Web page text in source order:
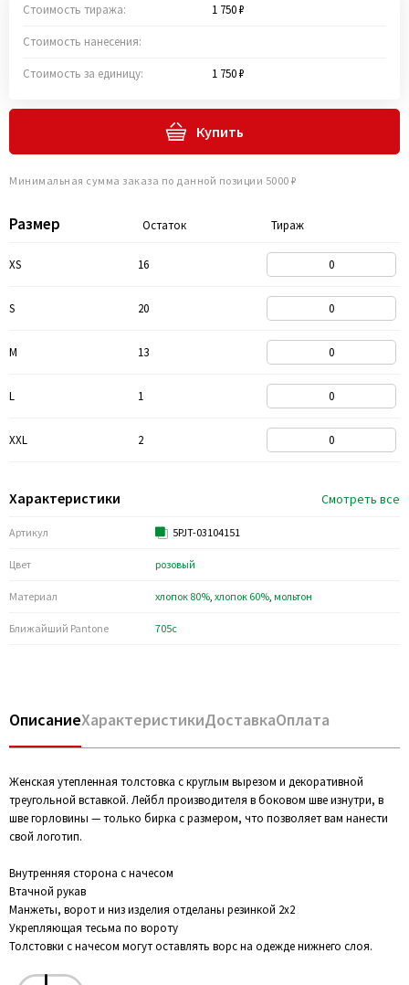
Размер Остаток Тираж
XS 16
S 20
M 13
L 1
XXL 2
Характеристики Смотреть все
Артикул 5PJT-03104151
Цвет розовый
Материал хлопок 80%, хлопок 60%, мольтон
Ближайший Pantone 705c
Стоимость тиража: 1 750 ₽
Стоимость нанесения:
Стоимость за единицу: 1 750 ₽
Купить
Минимальная сумма заказа по данной позиции 5000 ₽
ОписаниеХарактеристикиДоставкаОплата
Женская утепленная толстовка с круглым вырезом и декоративной
треугольной вставкой. Лейбл производителя в боковом шве изнутри, в
шве горловины — только бирка с размером, что позволяет вам нанести
свой логотип.
Внутренняя сторона с начесом
Втачной рукав
Манжеты, ворот и низ изделия отделаны резинкой 2х2
Укрепляющая тесьма по вороту
Толстовки с начесом могут оставлять ворс на одежде нижнего слоя.